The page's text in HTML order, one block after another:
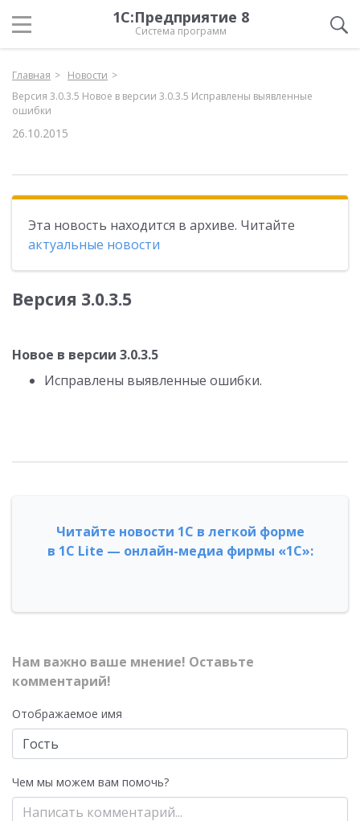
1С:Предприятие 8
Система программ
Главная
Новости
Версия 3.0.3.5 Новое в версии 3.0.3.5 Исправлены выявленные
ошибки
26.10.2015
Эта новость находится в архиве. Читайте
актуальные новости
Версия 3.0.3.5
Новое в версии 3.0.3.5
Исправлены выявленные ошибки.
Читайте новости 1С в легкой форме
в 1С Lite — онлайн-медиа фирмы «1С»:
Нам важно ваше мнение! Оставьте
комментарий!
Отображаемое имя
Чем мы можем вам помочь?